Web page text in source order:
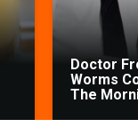
Doctor
Worms
The